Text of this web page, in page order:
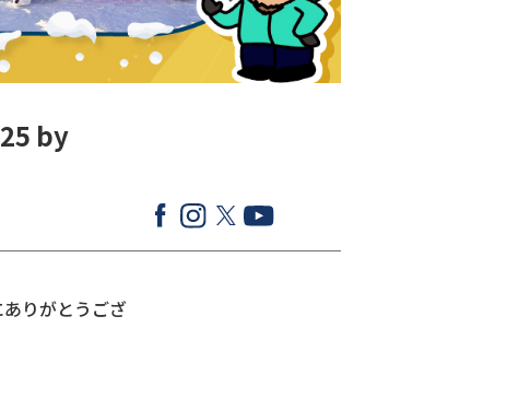
by
りがとうござ